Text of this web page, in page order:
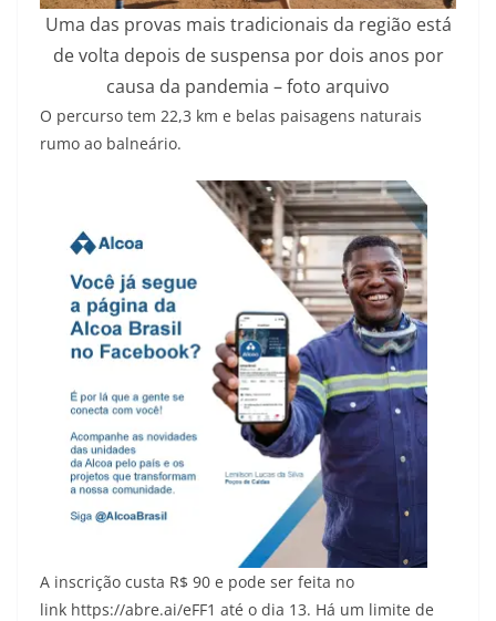
Uma das provas mais tradicionais da região está
de volta depois de suspensa por dois anos por
causa da pandemia – foto arquivo
O percurso tem 22,3 km e belas paisagens naturais
rumo ao balneário.
A inscrição custa R$ 90 e pode ser feita no
link https://abre.ai/eFF1 até o dia 13. Há um limite de